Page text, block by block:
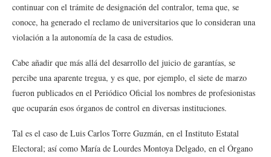
continuar con el trámite de designación del contralor, tema que, se
conoce, ha generado el reclamo de universitarios que lo consideran una
violación a la autonomía de la casa de estudios.
Cabe añadir que más allá del desarrollo del juicio de garantías, se
percibe una aparente tregua, y es que, por ejemplo, el siete de marzo
fueron publicados en el Periódico Oficial los nombres de profesionistas
que ocuparán esos órganos de control en diversas instituciones.
Tal es el caso de Luis Carlos Torre Guzmán, en el Instituto Estatal
Electoral; así como María de Lourdes Montoya Delgado, en el Órgano